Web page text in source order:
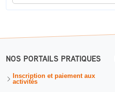
NOS PORTAILS PRATIQUES
Inscription et paiement aux
activités